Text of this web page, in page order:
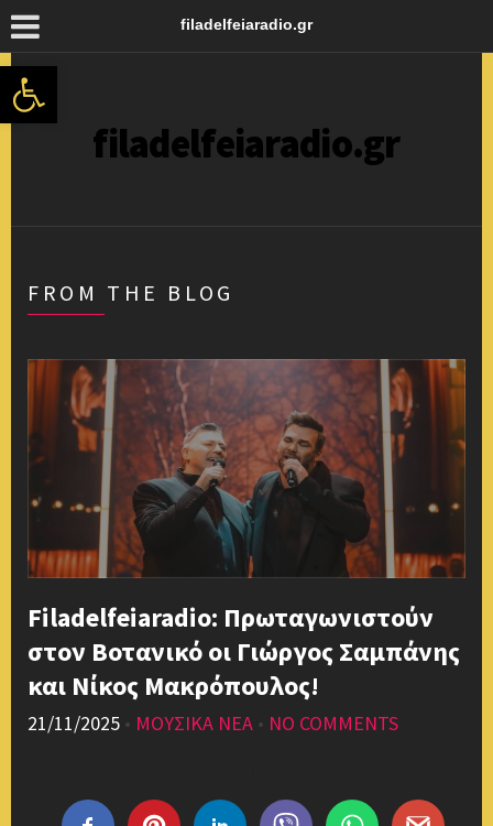
Ανοίξτε τη γραμμή εργαλείων
filadelfeiaradio.gr
filadelfeiaradio.gr
FROM THE BLOG
Filadelfeiaradio: Πρωταγωνιστούν
στον Βοτανικό οι Γιώργος Σαμπάνης
και Νίκος Μακρόπουλος!
21/11/2025 • ΜΟΥΣΙΚΑ ΝΕΑ • NO COMMENTS